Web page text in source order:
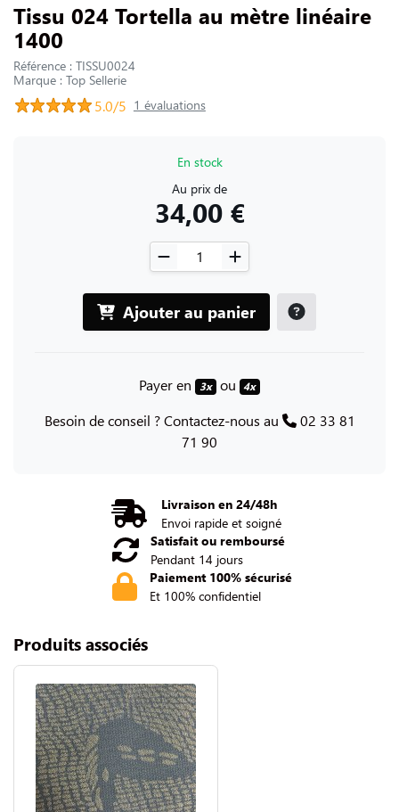
Tissu 024 Tortella au mètre linéaire
1400
Référence : TISSU0024
Marque : Top Sellerie
5.0/5 1 évaluations
En stock
Au prix de
34,00 €
Ajouter au panier
Payer en 3x ou 4x
Besoin de conseil ? Contactez-nous au
02 33 81
71 90
Livraison en 24/48h
Envoi rapide et soigné
Satisfait ou remboursé
Pendant 14 jours
Paiement 100% sécurisé
Et 100% confidentiel
Produits associés